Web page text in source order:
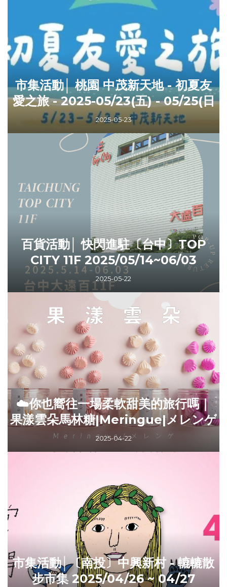
市集活動│ 桃園 中茂新天地 - 初夏友
愛之旅 - 2025-05/23(五) - 05/25(日
2025-05-23
百貨活動│ 快閃進駐〔台中〕TOP
CITY 11F 2025/05/14~06/03
2025-05-22
☁️你也嚮往一場柔軟甜美的旅行嗎｜
果漾雲朵馬林糖|Meringue|メレンゲ
2025-04-22
市集活動│〔南投〕中興新村 - 轆轆散
步市集 2025/04/26 ~ 04/27